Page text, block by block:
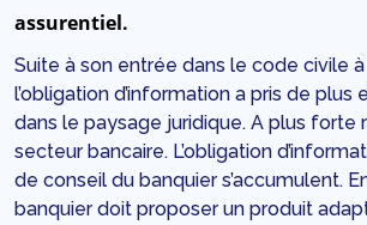
assurentiel.
Suite à son entrée dans le code civile à
l’obligation d’information a pris de plus
dans le paysage juridique. A plus forte
secteur bancaire. L’obligation
de conseil du banquier s’accumulent.
banquier doit proposer un produit